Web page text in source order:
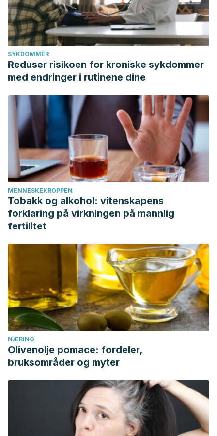
SYKDOMMER
Reduser risikoen for kroniske sykdommer
med endringer i rutinene dine
MENNESKEKROPPEN
Tobakk og alkohol: vitenskapens
forklaring på virkningen på mannlig
fertilitet
NÆRING
Olivenolje pomace: fordeler,
bruksområder og myter